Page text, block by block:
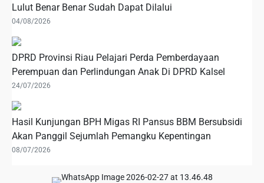
Lulut Benar Benar Sudah Dapat Dilalui
04/08/2026
DPRD Provinsi Riau Pelajari Perda Pemberdayaan
Perempuan dan Perlindungan Anak Di DPRD Kalsel
24/07/2026
Hasil Kunjungan BPH Migas RI Pansus BBM Bersubsidi
Akan Panggil Sejumlah Pemangku Kepentingan
08/07/2026